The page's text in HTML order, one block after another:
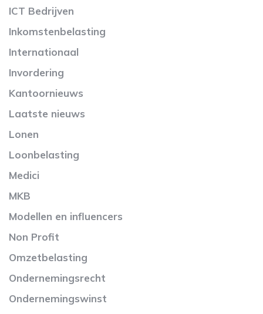
ICT Bedrijven
Inkomstenbelasting
Internationaal
Invordering
Kantoornieuws
Laatste nieuws
Lonen
Loonbelasting
Medici
MKB
Modellen en influencers
Non Profit
Omzetbelasting
Ondernemingsrecht
Ondernemingswinst